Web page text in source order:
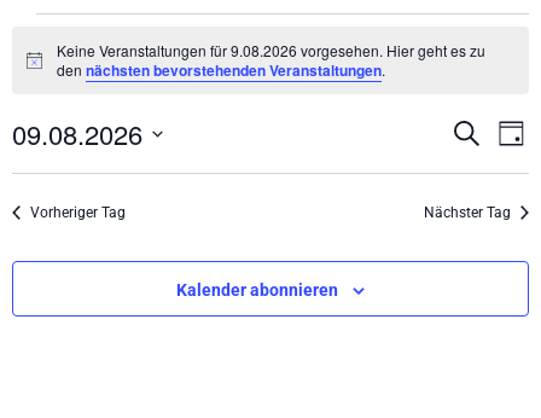
Hinweis
Keine Veranstaltungen für 9.08.2026 vorgesehen. Hier geht es zu
dennächsten bevorstehenden Veranstaltungen.
und
Suche
Tag
09.08.2026
wählen.
Vorheriger Tag Nächster Tag
Kalender abonnieren